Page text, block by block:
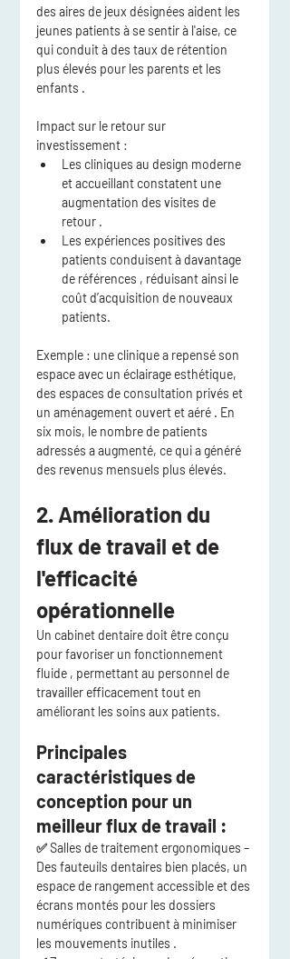
des aires de jeux désignées aident les
jeunes patients à se sentir à l'aise, ce
qui conduit à des taux de rétention
plus élevés pour les parents et les
enfants .
Impact sur le retour sur
investissement :
Les cliniques au design moderne
et accueillant constatent une
augmentation des visites de
retour .
Les expériences positives des
patients conduisent à davantage
de références , réduisant ainsi le
coût d’acquisition de nouveaux
patients.
Exemple : une clinique a repensé son
espace avec un éclairage esthétique,
des espaces de consultation privés et
un aménagement ouvert et aéré . En
six mois, le nombre de patients
adressés a augmenté, ce qui a généré
des revenus mensuels plus élevés.
2. Amélioration du
flux de travail et de
l'efficacité
opérationnelle
Un cabinet dentaire doit être conçu
pour favoriser un fonctionnement
fluide , permettant au personnel de
travailler efficacement tout en
améliorant les soins aux patients.
Principales
caractéristiques de
conception pour un
meilleur flux de travail :
✅ Salles de traitement ergonomiques –
Des fauteuils dentaires bien placés, un
espace de rangement accessible et des
écrans montés pour les dossiers
numériques contribuent à minimiser
les mouvements inutiles .